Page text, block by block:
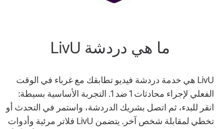
ما هي دردشة LivU
LivU هي خدمة دردشة فيديو تطابقك مع غرباء في الوقت
الفعلي لإجراء محادثات 1 ضد 1. التجربة الأساسية بسيطة:
انقر للبدء، ثم اتصل بشريك الدردشة، واستمر في التحدث أو
تخطي لمقابلة شخص آخر. يتضمن LivU فلاتر مرئية وأدوات